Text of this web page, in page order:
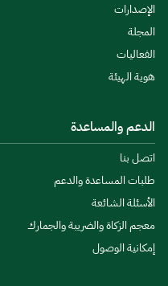
الإصدارات
المجلة
الفعاليات
هوية الهيئة
الدعم والمساعدة
اتصل بنا
طلبات المساعدة والدعم
الأسئلة الشائعة
معجم الزكاة والضريبة والجمارك
إمكانية الوصول